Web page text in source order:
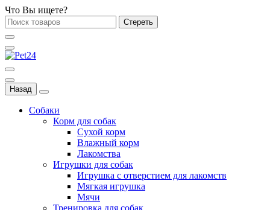
Что Вы ищете?
Стереть
Назад
Собаки
Корм для собак
Сухой корм
Влажный корм
Лакомства
Игрушки для собак
Игрушка с отверстием для лакомств
Мягкая игрушка
Мячи
Тренировка для собак